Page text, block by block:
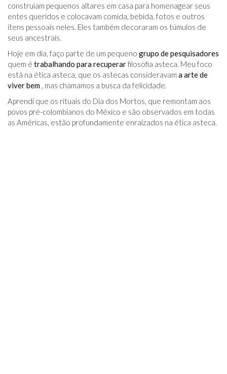
construíam pequenos altares em casa para homenagear seus
entes queridos e colocavam comida, bebida, fotos e outros
itens pessoais neles. Eles também decoraram os túmulos de
seus ancestrais.
Hoje em dia, faço parte de um pequeno grupo de pesquisadores
quem é trabalhando para recuperarfilosofia asteca. Meu foco
está na ética asteca, que os astecas consideravam a arte de
viver bem , mas chamamos a busca da felicidade.
Aprendi que os rituais do Dia dos Mortos, que remontam aos
povos pré-colombianos do México e são observados em todas
as Américas, estão profundamente enraizados na ética asteca.